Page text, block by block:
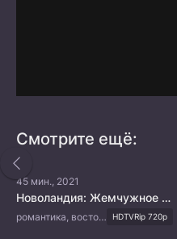
Смотрите ещё:
45 мин., 2021
Новоландия: Жемчужное затмение
романтика, восточные единоборства, фэнтези HDTVRip 720p